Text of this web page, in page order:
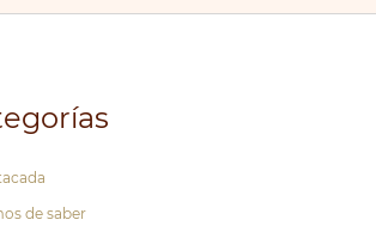
de saber